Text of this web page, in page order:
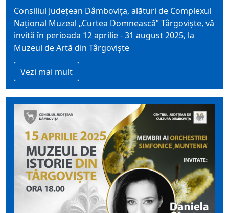
Consiliul Județean Dâmbovița, alături de Complexul
Național Muzeal „Curtea Domnească” Târgoviște, vă
invită în perioada 12 aprilie - 31 august 2025, la
Muzeul de Artă din Târgoviște
Vezi mai mult